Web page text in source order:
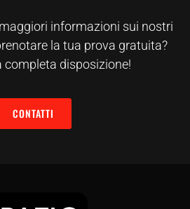
informazioni sui nostri
la tua prova gratuita?
completa disposizione!
CONTATTI